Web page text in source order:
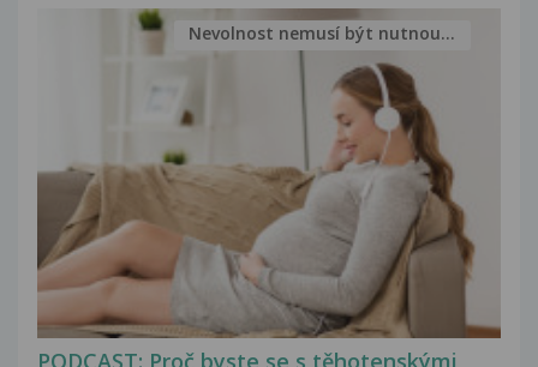
Nevolnost nemusí být nutnou...